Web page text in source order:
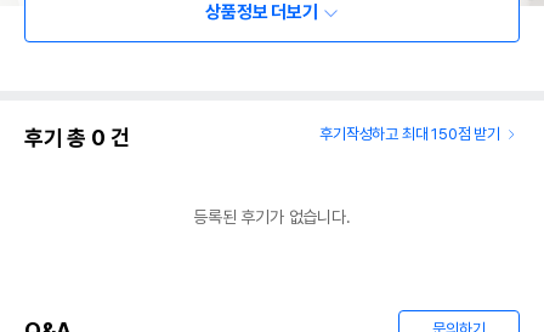
상품정보 더보기
후기 총 0 건 후기작성하고 최대 150점 받기
등록된 후기가 없습니다.